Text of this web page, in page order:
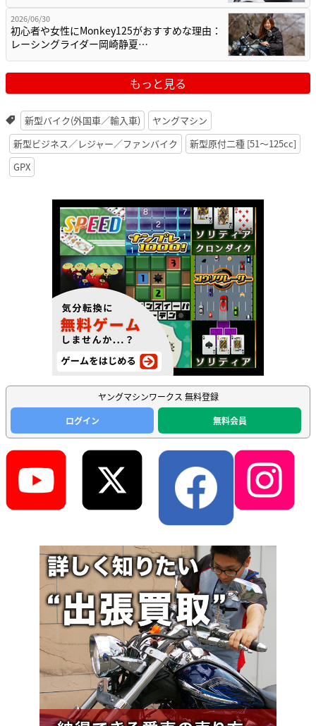
2026/06/30
初心者や女性にMonkey125がおすすめな理由：
レーシングライダー岡崎静夏…
もっと見る
新型バイク(外国車／輸入車)
ヤングマシン
新型ビジネス／レジャー／ファンバイク
新型原付二種 [51〜125cc]
GPX
ヤングマシンワークス 無料登録
ログイン
無料会員